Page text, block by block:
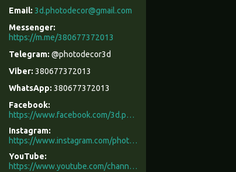
3d.photodecor@gmail.com
https://m.me/380677372013
@photodecor3d
380677372013
380677372013
Facebook
https://www.facebook.com/3d.photodecor/
Instagram
https://www.instagram.com/photodecor.com.ua/
YouTube
https://www.youtube.com/channel/UCXCUerfqRY1Pw7-IptdbqyA/videos